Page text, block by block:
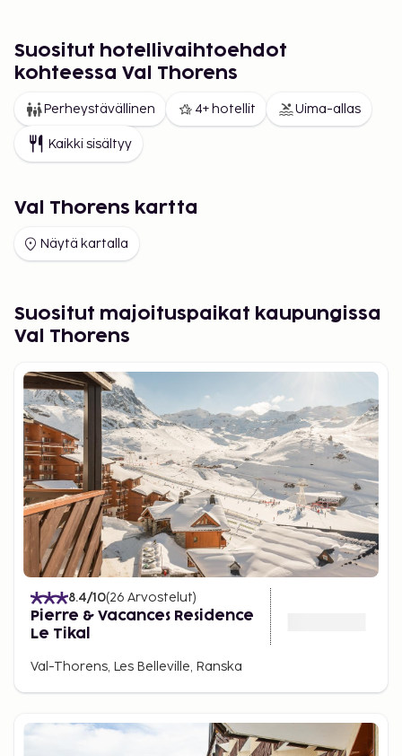
Suositut hotellivaihtoehdot
kohteessa Val Thorens
Perheystävällinen 4+ hotellit Uima-allas
Kaikki sisältyy
Val Thorens kartta
Näytä kartalla
Suositut majoituspaikat kaupungissa
Val Thorens
8.4/10(26 Arvostelut)
Pierre & Vacances Residence
Le Tikal
Val-Thorens, Les Belleville, Ranska